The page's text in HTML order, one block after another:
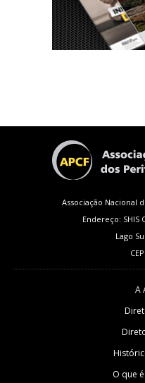
Associação Nacional
Endereço: SHIS
Lago
A
O que